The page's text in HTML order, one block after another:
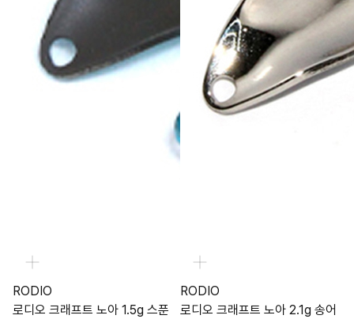
RODIO
로디오 크래프트 노아 1.5g 스푼
RODIO
로디오 크래프트 노아 2.1g 송어